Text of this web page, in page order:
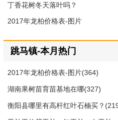
丁香花树冬天落叶吗？
2017年龙柏价格表-图片
跳马镇-本月热门
2017年龙柏价格表-图片(364)
湖南果树苗育苗基地在哪(327)
衡阳县哪里有高杆红叶石楠买？